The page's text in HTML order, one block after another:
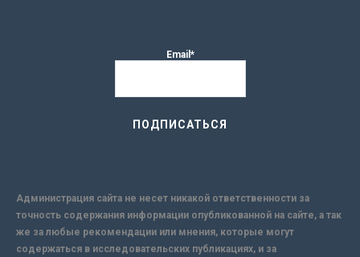
Email*
Администрация сайта не несет никакой ответственности за
точность содержания информации опубликованной на сайте, а так
же за любые рекомендации или мнения, которые могут
содержаться в исследовательских публикациях, и за